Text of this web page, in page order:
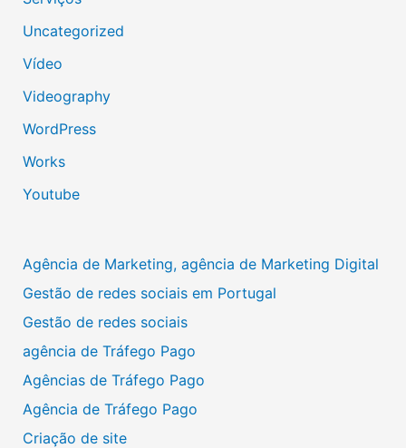
Uncategorized
Vídeo
Videography
WordPress
Works
Youtube
Agência de Marketing, agência de Marketing Digital
Gestão de redes sociais em Portugal
Gestão de redes sociais
agência de Tráfego Pago
Agências de Tráfego Pago
Agência de Tráfego Pago
Criação de site